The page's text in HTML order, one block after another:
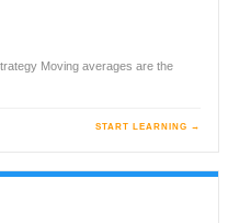
Moving averages are the
START LEARNING →